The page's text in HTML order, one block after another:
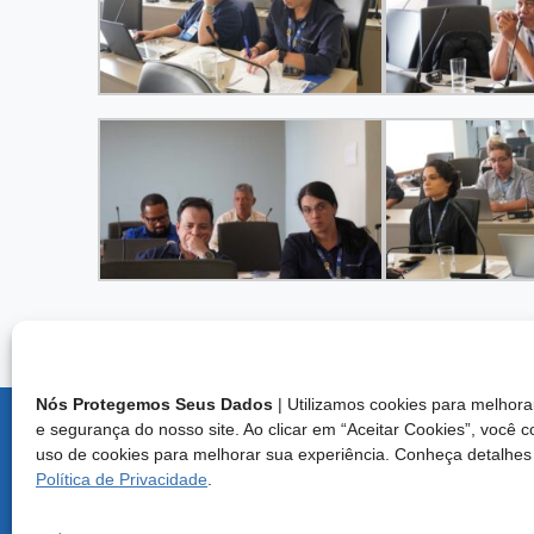
Nós Protegemos Seus Dados | Utilizamos cookies para
e segurança do nosso site. Ao clicar em “Aceitar Cookies”, você
uso de cookies para melhorar sua experiência. Conheça
Política de Privacidade
Brasília/